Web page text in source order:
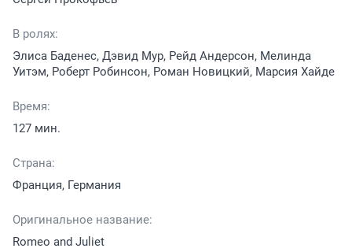
В ролях:
Элиса Баденес, Дэвид Мур, Рейд Андерсон, Мелинда
Уитэм, Роберт Робинсон, Роман Новицкий, Марсия Хайде
Время:
127 мин.
Страна:
Франция, Германия
Оригинальное название:
Romeo and Juliet